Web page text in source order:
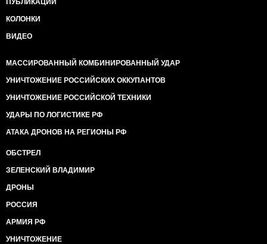
ПУБЛИКАЦИИ
КОЛОНКИ
ВИДЕО
МАССИРОВАННЫЙ КОМБИНИРОВАННЫЙ УДАР
УНИЧТОЖЕНИЕ РОССИЙСКИХ ОККУПАНТОВ
УНИЧТОЖЕНИЕ РОССИЙСКОЙ ТЕХНИКИ
УДАРЫ ПО ЛОГИСТИКЕ РФ
АТАКА ДРОНОВ НА РЕГИОНЫ РФ
ОБСТРЕЛ
ЗЕЛЕНСКИЙ ВЛАДИМИР
ДРОНЫ
РОССИЯ
АРМИЯ РФ
УНИЧТОЖЕНИЕ